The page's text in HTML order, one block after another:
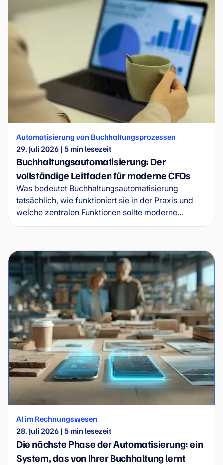
Automatisierung von Buchhaltungsprozessen
29. Juli 2026 | 5 min lesezeit
Buchhaltungsautomatisierung: Der
vollständige Leitfaden für moderne CFOs
Was bedeutet Buchhaltungsautomatisierung
tatsächlich, wie funktioniert sie in der Praxis und
welche zentralen Funktionen sollte moderne
Software für die Digitalisierung und
Grenzen stoßen und wo skalierbare Lösungen
beginnen, die auf Prozesse, Kontrolle und
langfristige Effizienz ausgerichtet sind.
AI im Rechnungswesen
28. Juli 2026 | 5 min lesezeit
Die nächste Phase der Automatisierung: ein
System, das von Ihrer Buchhaltung lernt